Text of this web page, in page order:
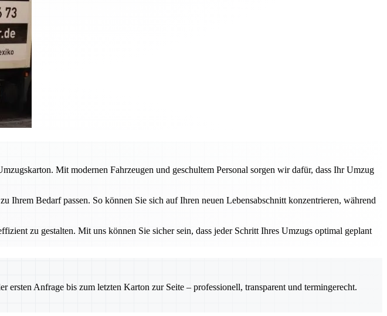
Mit modernen Fahrzeugen und geschultem Personal sorgen wir dafür, dass Ihr Umzug
Bedarf passen. So können Sie sich auf Ihren neuen Lebensabschnitt konzentrieren, während
zu gestalten. Mit uns können Sie sicher sein, dass jeder Schritt Ihres Umzugs optimal geplant
ersten Anfrage bis zum letzten Karton zur Seite – professionell, transparent und termingerecht.